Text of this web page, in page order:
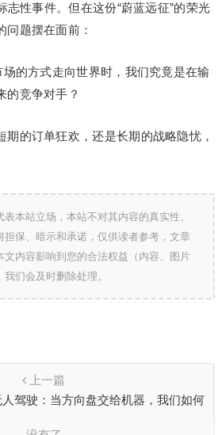
志性事件。但在这份“蔚蓝远征”的荣光
问题摆在面前：
场的方式走向世界时，我们究竟是在输
的竞争对手？
期的订单狂欢，还是长期的战略隐忧，
本站立场，本站不对其内容的真实性、
担保、暗示和承诺，仅供读者参考，文章
文内容影响到您的合法权益（内容、图片
们会及时删除处理。
上一篇
人驾驶：当方向盘交给机器，我们如何